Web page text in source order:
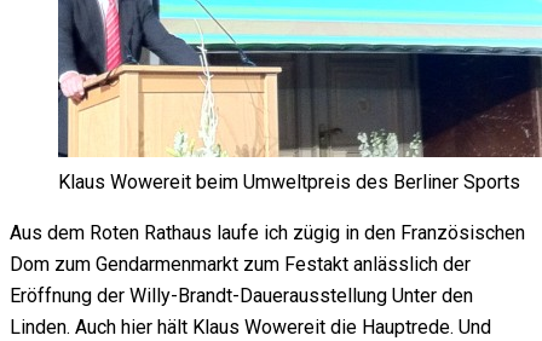
Klaus Wowereit beim Umweltpreis des Berliner Sports
Aus dem Roten Rathaus laufe ich zügig in den Französischen
Dom zum Gendarmenmarkt zum Festakt anlässlich der
Eröffnung der Willy-Brandt-Dauerausstellung Unter den
Linden. Auch hier hält Klaus Wowereit die Hauptrede. Und